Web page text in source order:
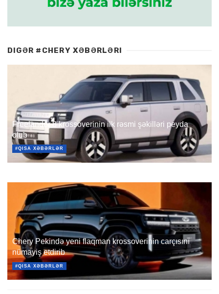
DIGƏR #CHERY XƏBƏRLƏRI
Freelander 8 krossoverinin ilk rəsmi şəkilləri peyda
olub
#QISA XƏBƏRLƏR
Chery Pekində yeni flaqman krossoverinin carçısını
nümayiş etdirib
#QISA XƏBƏRLƏR